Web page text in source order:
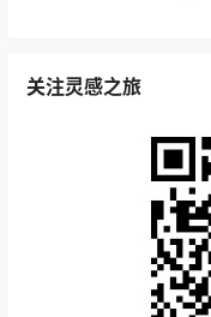
关注灵感之旅